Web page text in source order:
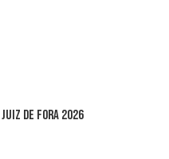
de Fora 2026